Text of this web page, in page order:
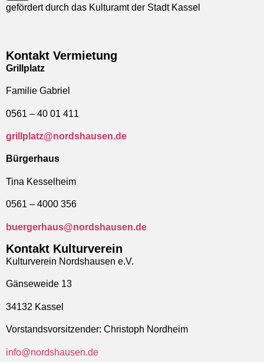
gefördert durch das Kulturamt der Stadt Kassel
Kontakt Vermietung
Grillplatz
Familie Gabriel
0561 – 40 01 411
grillplatz@nordshausen.de
Bürgerhaus
Tina Kesselheim
0561 – 4000 356
buergerhaus@nordshausen.de
Kontakt Kulturverein
Kulturverein Nordshausen e.V.
Gänseweide 13
34132 Kassel
Vorstandsvorsitzender: Christoph Nordheim
info@nordshausen.de